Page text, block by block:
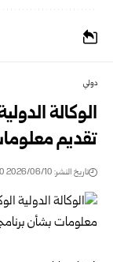
دولي
الوكالة
تقديم
تاريخ النشر: 2026/06/10 7:50 مساءً